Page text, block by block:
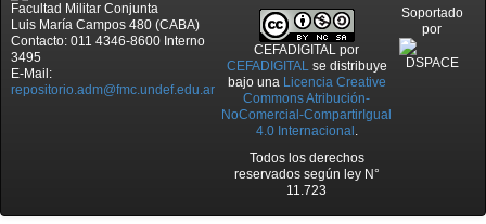
Facultad Militar Conjunta
Luis María Campos 480 (CABA)
Contacto: 011 4346-8600 Interno
3495
E-Mail:
repositorio.adm@fmc.undef.edu.ar
CEFADIGITAL por
CEFADIGITALse distribuye
bajo una Licencia Creative
Commons Atribución-
NoComercial-CompartirIgual
4.0 Internacional .
Todos los derechos
reservados según ley N°
11.723
Soportado
por